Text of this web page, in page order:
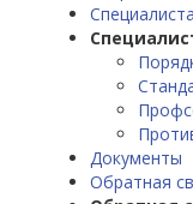
Документы
Обратная